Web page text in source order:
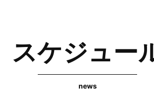
スケジュー
news